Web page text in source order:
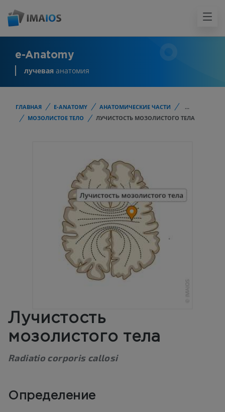
e-Anatomy
лучевая анатомия
ГЛАВНАЯ E-ANATOMY АНАТОМИЧЕСКИЕ ЧАСТИ
...
МОЗОЛИСТОЕ ТЕЛО
ЛУЧИСТОСТЬ МОЗОЛИСТОГО ТЕЛА
Лучистость
мозолистого тела
Radiatio corporis callosi
Определение